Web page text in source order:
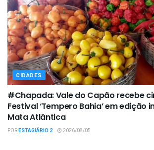
CIDADES
#Chapada: Vale do Capão recebe
Festival ‘Tempero Bahia’ em edição
Mata Atlântica
PORESTAGIÁRIO 2 2026/08/05